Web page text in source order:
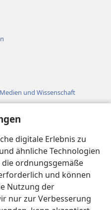
digitale Erlebnis zu
ähnliche Technologien
die ordnungsgemäße
und können
Nutzung der
nur zur Verbesserung
und Wissenschaft